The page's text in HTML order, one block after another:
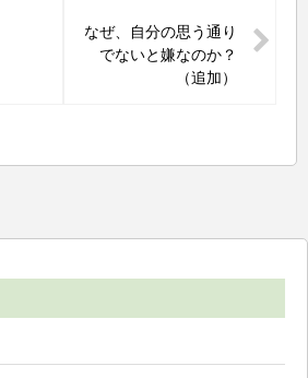
なぜ、自分の思う通り
でないと嫌なのか？
（追加）